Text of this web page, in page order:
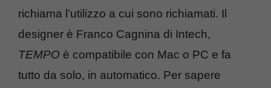
richiama l’utilizzo a cui sono richiamati. Il
designer è Franco Cagnina di Intech,
TEMPO è compatibile con Mac o PC e fa
tutto da solo, in automatico. Per sapere